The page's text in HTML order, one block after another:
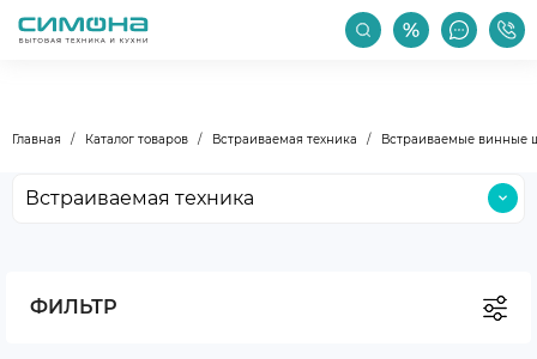
РАСПРОДАЖА ПРОИЗВОДИТЕЛИ
Главная Каталог товаров Встраиваемая техника Встраиваемые винные
Встраиваемая техника
Мойки и смесители
ФИЛЬТР